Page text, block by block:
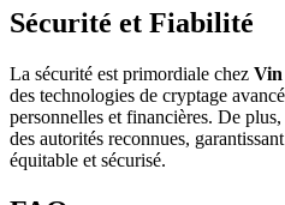
Sécurité et Fiabilité
La sécurité est primordiale chez Vin
des technologies de cryptage
personnelles et financières. De
des autorités reconnues,
équitable et sécurisé.